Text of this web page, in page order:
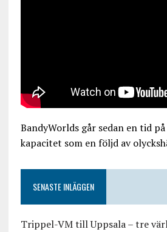
BandyWorlds går sedan en tid
kapacitet som en följd av
SENASTE INLÄGGEN
Trippel-VM till Uppsala – tre